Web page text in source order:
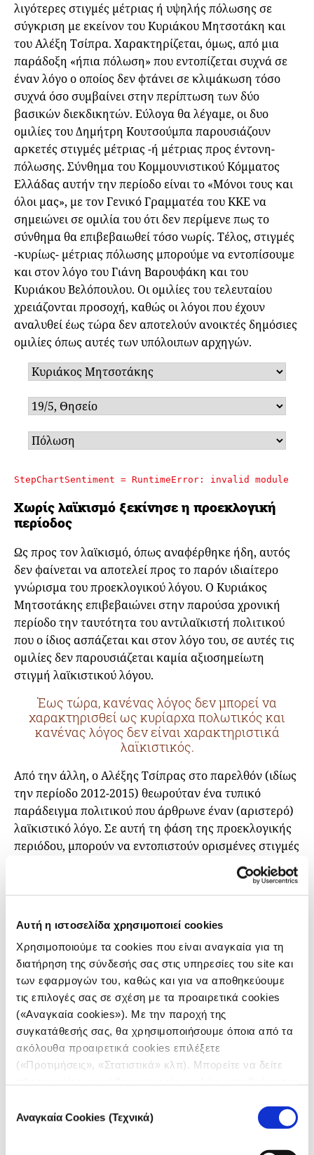
Αυτή η ιστοσελίδα χρησιμοποιεί cookies
Χρησιμοποιούμε τα cookies που είναι αναγκαία για τη
διατήρηση της σύνδεσής σας στις υπηρεσίες του site και
των εφαρμογών του, καθώς και για να αποθηκεύουμε
τις επιλογές σας σε σχέση με τα προαιρετικά cookies
(«Αναγκαία cookies»). Με την παροχή της
συγκατάθεσής σας, θα χρησιμοποιήσουμε όποια από τα
ακόλουθα προαιρετικά cookies επιλέξετε
(«Προτιμήσεις», «Στατιστικά» κλπ). Μπορείτε να δείτε
συγκατάθεσης
Αναγκαία Cookies (Τεχνικά)
λιγότερες στιγμές μέτριας ή υψηλής πόλωσης σε
σύγκριση με εκείνον του Κυριάκου Μητσοτάκη και
του Αλέξη Τσίπρα. Χαρακτηρίζεται, όμως, από μια
παράδοξη «ήπια πόλωση» που εντοπίζεται συχνά σε
έναν λόγο ο οποίος δεν φτάνει σε κλιμάκωση τόσο
συχνά όσο συμβαίνει στην περίπτωση των δύο
βασικών διεκδικητών. Εύλογα θα λέγαμε, οι δυο
ομιλίες του Δημήτρη Κουτσούμπα παρουσιάζουν
αρκετές στιγμές μέτριας -ή μέτριας προς έντονη-
πόλωσης. Σύνθημα του Κομμουνιστικού Κόμματος
Ελλάδας αυτήν την περίοδο είναι το «Μόνοι τους και
όλοι μας», με τον Γενικό Γραμματέα του ΚΚΕ να
σημειώνει σε ομιλία του ότι δεν περίμενε πως το
σύνθημα θα επιβεβαιωθεί τόσο νωρίς. Τέλος, στιγμές
-κυρίως- μέτριας πόλωσης μπορούμε να εντοπίσουμε
και στον λόγο του Γιάνη Βαρουφάκη και του
Κυριάκου Βελόπουλου. Οι ομιλίες του τελευταίου
χρειάζονται προσοχή, καθώς οι λόγοι που έχουν
αναλυθεί έως τώρα δεν αποτελούν ανοικτές δημόσιες
ομιλίες όπως αυτές των υπόλοιπων αρχηγών.
StepChartSentiment = RuntimeError: invalid module
Χωρίς λαϊκισμό ξεκίνησε η προεκλογική
περίοδος
Ως προς τον λαϊκισμό, όπως αναφέρθηκε ήδη, αυτός
δεν φαίνεται να αποτελεί προς το παρόν ιδιαίτερο
γνώρισμα του προεκλογικού λόγου. Ο Κυριάκος
Μητσοτάκης επιβεβαιώνει στην παρούσα χρονική
περίοδο την ταυτότητα του αντιλαϊκιστή πολιτικού
που ο ίδιος ασπάζεται και στον λόγο του, σε αυτές τις
ομιλίες δεν παρουσιάζεται καμία αξιοσημείωτη
στιγμή λαϊκιστικού λόγου.
Έως τώρα, κανένας λόγος δεν μπορεί να
χαρακτηρισθεί ως κυρίαρχα πολωτικός και
κανένας λόγος δεν είναι χαρακτηριστικά
λαϊκιστικός.
Από την άλλη, ο Αλέξης Τσίπρας στο παρελθόν (ιδίως
την περίοδο 2012-2015) θεωρούταν ένα τυπικό
παράδειγμα πολιτικού που άρθρωνε έναν (αριστερό)
λαϊκιστικό λόγο. Σε αυτή τη φάση της προεκλογικής
περιόδου, μπορούν να εντοπιστούν ορισμένες στιγμές
λαϊκιστικού λόγου στις ομιλίες του αρχηγού της
αξιωματικής αντιπολίτευσης, αλλά δεν φαίνεται να
αρκούν για να προσδιοριστεί αυτός ο λόγος ως
συχνότητα, την ένταση ή τον ρόλο που είχαν
παλαιότερα. Σε όλους τους άλλους πολιτικούς
αρχηγούς δεν εντοπίζονται αξιοσημείωτες στιγμές
λαϊκιστικού λόγου, πέρα από μεμονωμένες και
αποσπασματικές αναφορές «χαμηλής» έντασης.
Προεκλογικές ομιλίες με κυρίαρχο θέμα
τις… εκλογές
ανάλυση μπορεί να μας δώσει μια εικόνα για τα
θέματα που κυριαρχούν στην πολιτική αντιπαράθεση
και για τα θέματα για τα οποία κάθε κόμμα θεωρεί